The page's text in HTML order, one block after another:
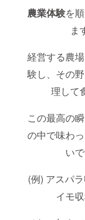
農業体験を
ま
経営する農
験し、その
理して
この最高の
の中で味わ
いで
(例) アスパ
イモ